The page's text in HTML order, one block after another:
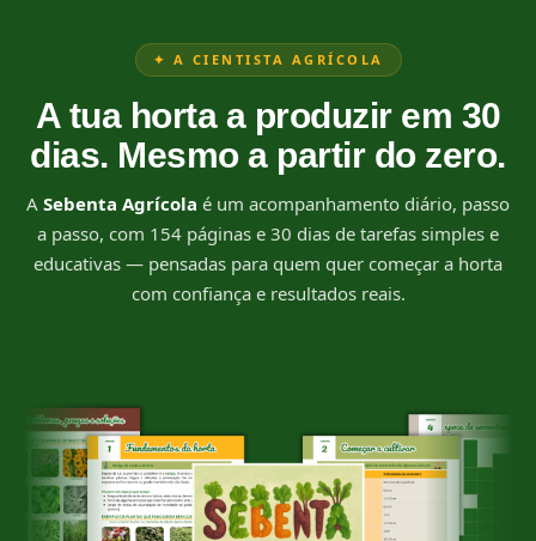
✦ A CIENTISTA AGRÍCOLA
A tua horta a produzir em 30
dias. Mesmo a partir do zero.
A Sebenta Agrícola é um acompanhamento diário, passo
a passo, com 154 páginas e 30 dias de tarefas simples e
educativas — pensadas para quem quer começar a horta
com confiança e resultados reais.